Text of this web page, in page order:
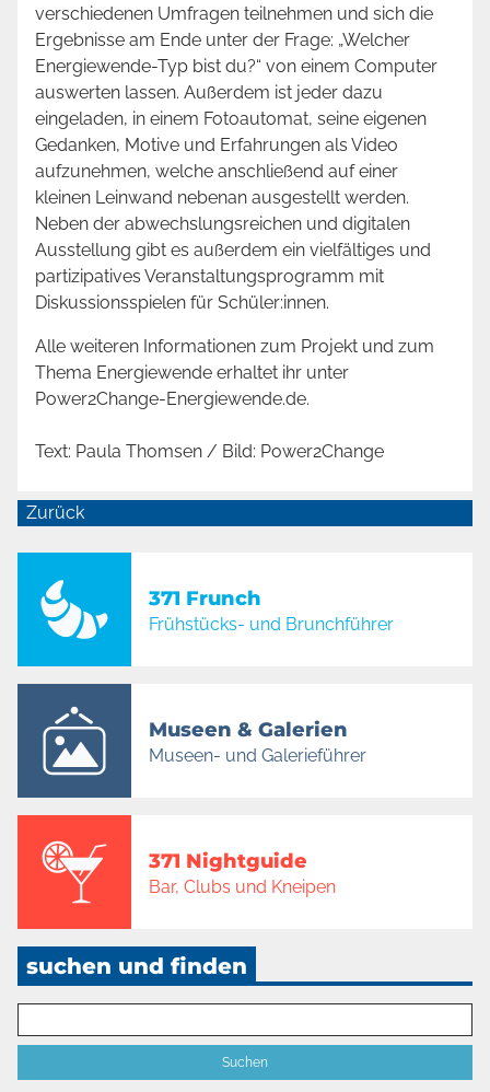
verschiedenen Umfragen teilnehmen und sich die
Ergebnisse am Ende unter der Frage: „Welcher
Energiewende-Typ bist du?“ von einem Computer
auswerten lassen. Außerdem ist jeder dazu
eingeladen, in einem Fotoautomat, seine eigenen
Gedanken, Motive und Erfahrungen als Video
aufzunehmen, welche anschließend auf einer
kleinen Leinwand nebenan ausgestellt werden.
Neben der abwechslungsreichen und digitalen
Ausstellung gibt es außerdem ein vielfältiges und
partizipatives Veranstaltungsprogramm mit
Diskussionsspielen für Schüler:innen.
Alle weiteren Informationen zum Projekt und zum
Thema Energiewende erhaltet ihr unter
Power2Change-Energiewende.de.
Text: Paula Thomsen / Bild: Power2Change
Zurück
371 Frunch
Frühstücks- und Brunchführer
Museen & Galerien
Museen- und Galerieführer
371 Nightguide
Bar, Clubs und Kneipen
suchen und finden